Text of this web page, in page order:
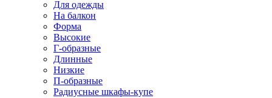
Для одежды
На балкон
Форма
Высокие
Г-образные
Длинные
Низкие
П-образные
Радиусные шкафы-купе